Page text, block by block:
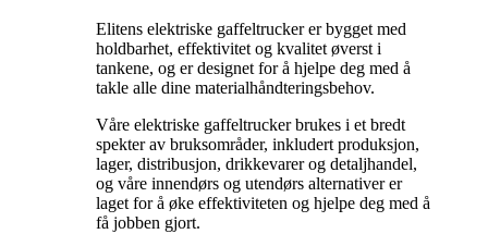
Elitens elektriske gaffeltrucker er bygget med
holdbarhet, effektivitet og kvalitet øverst i
tankene, og er designet for å hjelpe deg med å
takle alle dine materialhåndteringsbehov.
Våre elektriske gaffeltrucker brukes i et bredt
spekter av bruksområder, inkludert produksjon,
lager, distribusjon, drikkevarer og detaljhandel,
og våre innendørs og utendørs alternativer er
laget for å øke effektiviteten og hjelpe deg med å
få jobben gjort.